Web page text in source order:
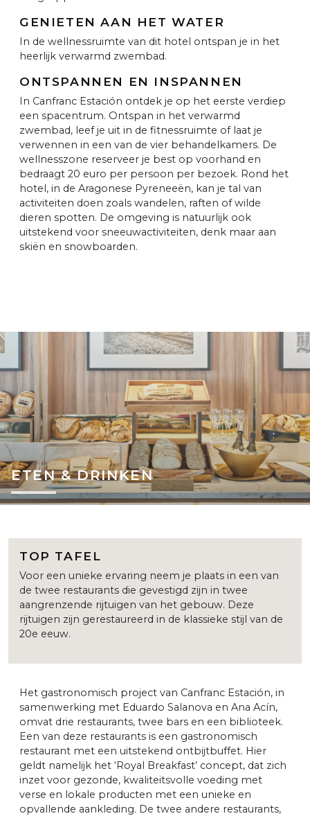
GENIETEN AAN HET WATER
In de wellnessruimte van dit hotel ontspan je in het
heerlijk verwarmd zwembad.
ONTSPANNEN EN INSPANNEN
In Canfranc Estación ontdek je op het eerste verdiep
een spacentrum. Ontspan in het verwarmd
zwembad, leef je uit in de fitnessruimte of laat je
verwennen in een van de vier behandelkamers. De
wellnesszone reserveer je best op voorhand en
bedraagt 20 euro per persoon per bezoek. Rond het
hotel, in de Aragonese Pyreneeën, kan je tal van
activiteiten doen zoals wandelen, raften of wilde
dieren spotten. De omgeving is natuurlijk ook
uitstekend voor sneeuwactiviteiten, denk maar aan
skiën en snowboarden.
ETEN & DRINKEN
TOP TAFEL
Voor een unieke ervaring neem je plaats in een van
de twee restaurants die gevestigd zijn in twee
aangrenzende rijtuigen van het gebouw. Deze
rijtuigen zijn gerestaureerd in de klassieke stijl van de
20e eeuw.
Het gastronomisch project van Canfranc Estación, in
samenwerking met Eduardo Salanova en Ana Acín,
omvat drie restaurants, twee bars en een biblioteek.
Een van deze restaurants is een gastronomisch
restaurant met een uitstekend ontbijtbuffet. Hier
geldt namelijk het ‘Royal Breakfast’ concept, dat zich
inzet voor gezonde, kwaliteitsvolle voeding met
verse en lokale producten met een unieke en
opvallende aankleding. De twee andere restaurants,